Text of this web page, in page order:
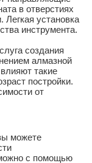
в отверстиях
Легкая установка
инструмента.
создания
алмазной
такие
постройки.
от
можете
с помощью